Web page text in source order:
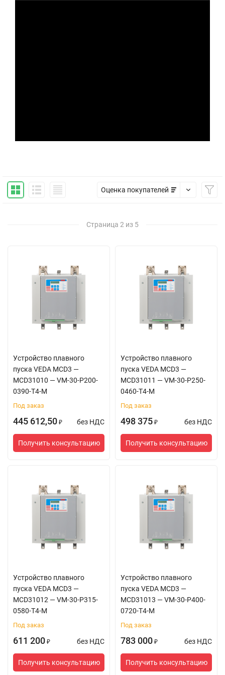
Оценка покупателей
Страница 2 из 5
Устройство плавного
пуска VEDA MCD3 —
MCD31010 — VM-30-P200-
0390-T4-M
Под заказ
445 612,50 ₽ без НДС
Получить консультацию
Устройство плавного
пуска VEDA MCD3 —
MCD31011 — VM-30-P250-
0460-T4-M
Под заказ
498 375 ₽ без НДС
Получить консультацию
Устройство плавного
пуска VEDA MCD3 —
MCD31012 — VM-30-P315-
0580-T4-M
Под заказ
611 200 ₽ без НДС
Получить консультацию
Устройство плавного
пуска VEDA MCD3 —
MCD31013 — VM-30-P400-
0720-T4-M
Под заказ
783 000 ₽ без НДС
Получить консультацию